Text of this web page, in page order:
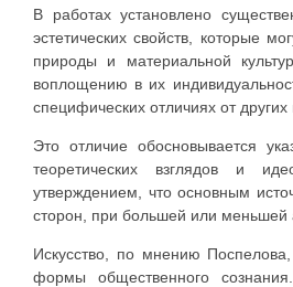
В работах установлено
эстетических свойств, которые
природы и материальной
воплощению в их
специфических отличиях от
Это отличие обосновывается
теоретических взглядов и
утверждением, что основным
сторон, при большей или меньшей
Искусство, по мнению
формы общественного